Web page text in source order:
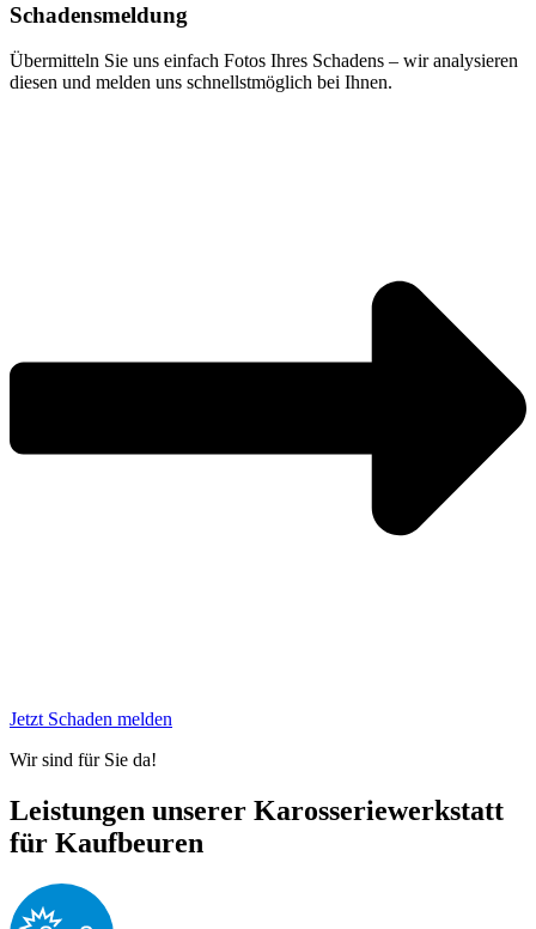
Schadensmeldung
Übermitteln Sie uns einfach Fotos Ihres Schadens – wir analysieren
diesen und melden uns schnellstmöglich bei Ihnen.
Jetzt Schaden melden
Wir sind für Sie da!
Leistungen unserer Karosseriewerkstatt
für Kaufbeuren